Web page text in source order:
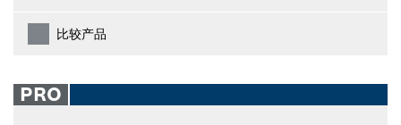
比较产品
PRO